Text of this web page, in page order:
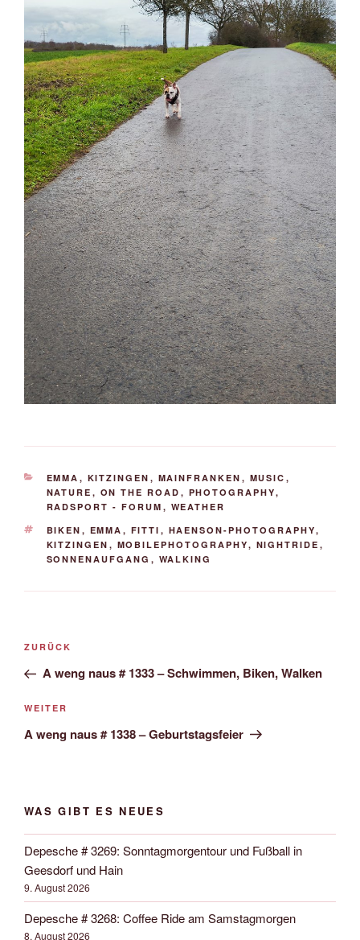
KATEGORIEN
EMMA , KITZINGEN , MAINFRANKEN , MUSIC ,
NATURE , ON THE ROAD , PHOTOGRAPHY,
RADSPORT - FORUM , WEATHER
SCHLAGWÖRTER
BIKEN , EMMA , FITTI , HAENSON-PHOTOGRAPHY,
KITZINGEN , MOBILEPHOTOGRAPHY, NIGHTRIDE ,
SONNENAUFGANG , WALKING
Beitrags-
Vorheriger
Beitrag
ZURÜCK
A weng naus # 1333 – Schwimmen, Biken, Walken
Nächster
Beitrag
WEITER
A weng naus # 1338 – Geburtstagsfeier
WAS GIBT ES NEUES
Depesche # 3269: Sonntagmorgentour und Fußball in
Geesdorf und Hain
9. August 2026
Depesche # 3268: Coffee Ride am Samstagmorgen
8. August 2026